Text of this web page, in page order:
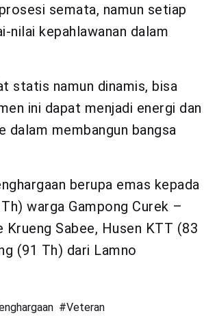
semata, namun setiap
kepahlawanan dalam
statis namun dinamis, bisa
ini dapat menjadi energi dan
dalam membangun bangsa
berupa emas kepada
warga Gampong Curek –
Krueng Sabee, Husen KTT (83
(91 Th) dari Lamno
#Veteran